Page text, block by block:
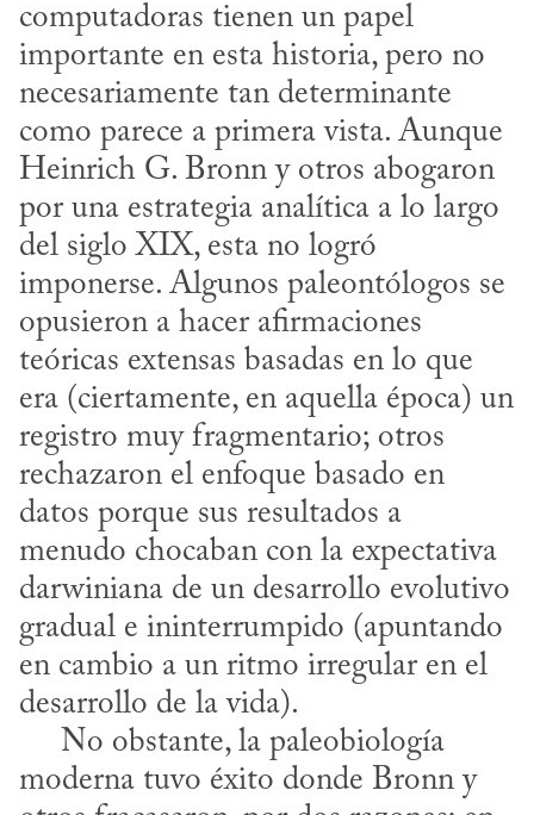
computadoras tienen un papel
importante en esta historia, pero no
necesariamente tan determinante
como parece a primera vista. Aunque
Heinrich G. Bronn y otros abogaron
por una estrategia analítica a lo largo
del siglo XIX, esta no logró
imponerse. Algunos paleontólogos se
opusieron a hacer afirmaciones
teóricas extensas basadas en lo que
era (ciertamente, en aquella época) un
registro muy fragmentario; otros
rechazaron el enfoque basado en
datos porque sus resultados a
menudo chocaban con la expectativa
darwiniana de un desarrollo evolutivo
gradual e ininterrumpido (apuntando
en cambio a un ritmo irregular en el
desarrollo de la vida).
moderna tuvo éxito donde Bronn y